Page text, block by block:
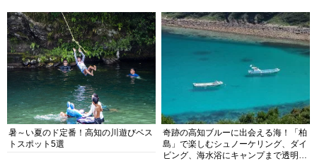
暑～い夏のド定番！高知の川遊びベス
トスポット5選
奇跡の高知ブルーに出会える海！「柏
島」で楽しむシュノーケリング、ダイ
ビング、海水浴にキャンプまで透明度